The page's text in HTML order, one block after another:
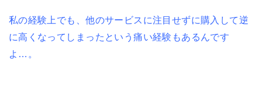
私の経験上でも、他のサービスに注目せずに購入して逆
に高くなってしまったという痛い経験もあるんです
よ…。